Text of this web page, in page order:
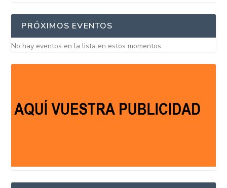
PRÓXIMOS EVENTOS
No hay eventos en la lista en estos momentos